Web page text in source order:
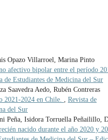
Opazo Villarroel, Marina Pinto
afectivo bipolar entre el período
de Estudiantes de Medicina del Sur
Saavedra Aedo, Rubén Contreras
2021-2024 en Chile. , Revista de
del Sur
Peña, Isidora Torruella Peñailillo,
nacido durante el año 2020 y